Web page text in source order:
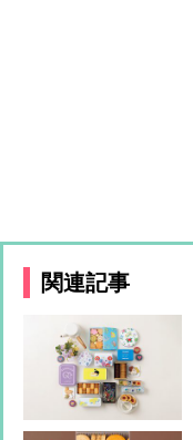
関連記事